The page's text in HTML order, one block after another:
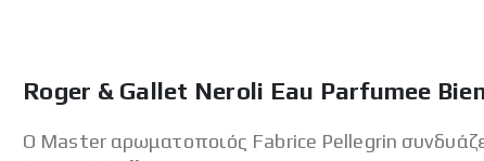
Roger & Gallet Neroli Eau Parfumee
Ο Master αρωματοποιός Fabrice Pellegrin